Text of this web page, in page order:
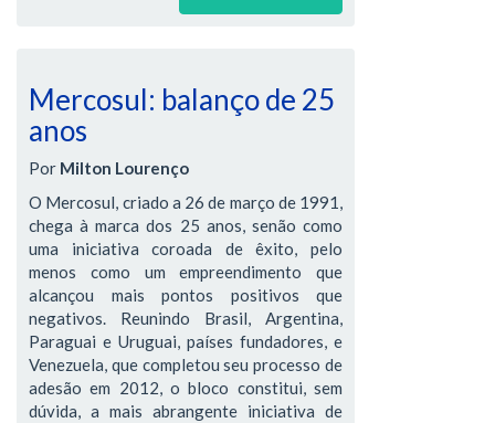
Mercosul: balanço de 25
anos
Por Milton Lourenço
O Mercosul, criado a 26 de março de 1991,
chega à marca dos 25 anos, senão como
uma iniciativa coroada de êxito, pelo
menos como um empreendimento que
alcançou mais pontos positivos que
negativos. Reunindo Brasil, Argentina,
Paraguai e Uruguai, países fundadores, e
Venezuela, que completou seu processo de
adesão em 2012, o bloco constitui, sem
dúvida, a mais abrangente iniciativa de